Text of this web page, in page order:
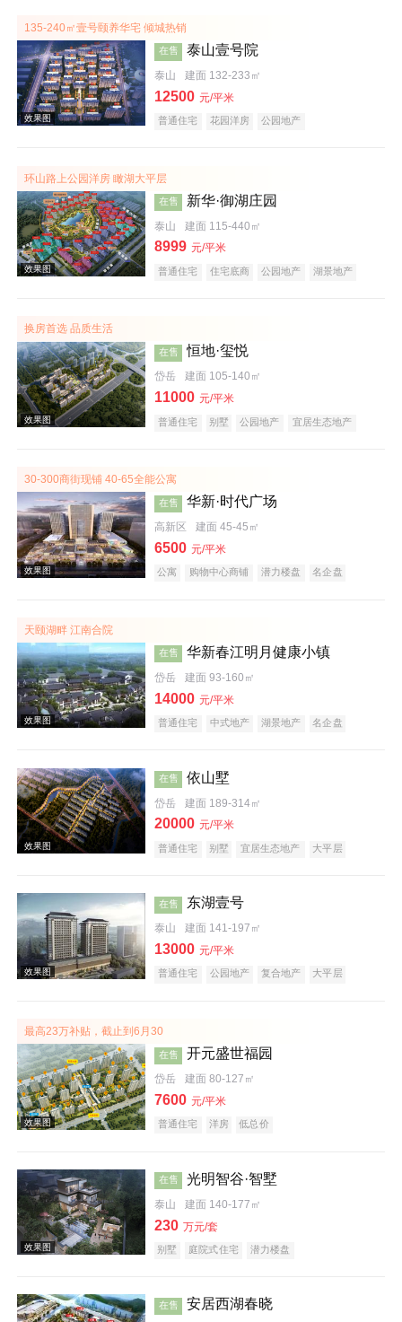
135-240㎡壹号颐养华宅 倾城热销
效果图
在售 泰山壹号院
泰山 建面 132-233㎡
12500 元/平米
普通住宅 花园洋房 公园地产
环山路上公园洋房 瞰湖大平层
效果图
在售 新华·御湖庄园
泰山 建面 115-440㎡
8999 元/平米
普通住宅 住宅底商 公园地产
湖景地产
换房首选 品质生活
效果图
在售 恒地·玺悦
岱岳 建面 105-140㎡
11000 元/平米
普通住宅 别墅 公园地产 宜居生态地产
30-300商街现铺 40-65全能公寓
在售 华新·时代广场
高新区 建面 45-45㎡
6500 元/平米
公寓 购物中心商铺 潜力楼盘 名企盘
天颐湖畔 江南合院
效果图
在售 华新春江明月健康小镇
岱岳 建面 93-160㎡
14000 元/平米
普通住宅 中式地产 湖景地产
名企盘
在售 依山墅
岱岳 建面 189-314㎡
20000 元/平米
普通住宅 别墅 宜居生态地产 大平层
在售 东湖壹号
泰山 建面 141-197㎡
13000 元/平米
普通住宅 公园地产 复合地产 大平层
最高23万补贴，截止到6月30
在售 开元盛世福园
岱岳 建面 80-127㎡
7600 元/平米
普通住宅 洋房 低总价
在售 光明智谷·智墅
泰山 建面 140-177㎡
230 万元/套
别墅 庭院式住宅 潜力楼盘
在售 安居西湖春晓